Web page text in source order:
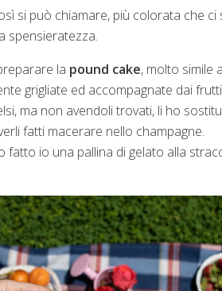
si può chiamare, più colorata che
spensieratezza.
la pound cake, molto simile
grigliate ed accompagnate dai
ma non avendoli trovati, li ho
fatti macerare nello champagne.
fatto io una pallina di gelato alla